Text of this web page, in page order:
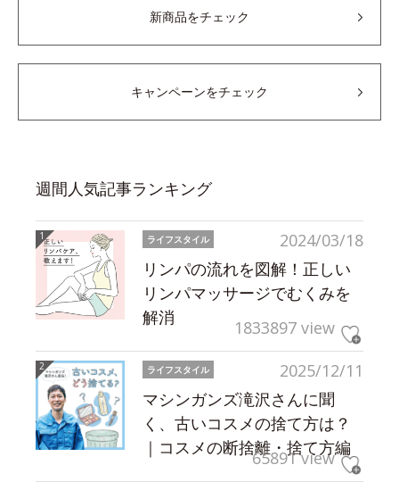
新商品をチェック
キャンペーンをチェック
週間人気記事ランキング
2024/03/18
ライフスタイル
リンパの流れを図解！正しい
リンパマッサージでむくみを
解消
1833897 view
2025/12/11
ライフスタイル
マシンガンズ滝沢さんに聞
く、古いコスメの捨て方は？
｜コスメの断捨離・捨て方編
65891 view